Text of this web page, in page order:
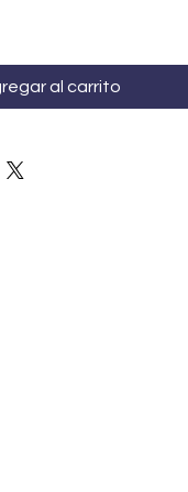
al carrito